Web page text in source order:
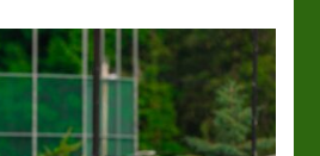
de
Uruguay
para
el
Mundial